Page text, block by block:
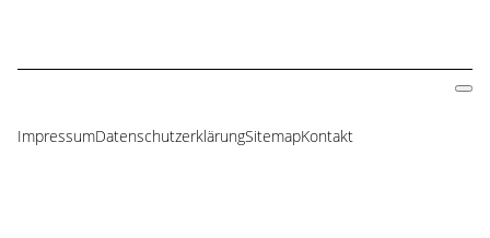
Navigation
ImpressumDatenschutzerklärungSitemapKontakt